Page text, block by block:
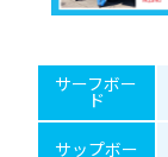
サーフボー
ド
サップボー